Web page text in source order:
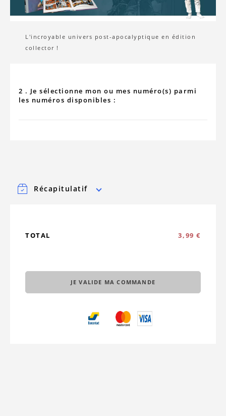
L'incroyable univers post-apocalyptique en édition
collector !
2 . Je sélectionne mon ou mes numéro(s) parmi
les numéros disponibles :
Récapitulatif
TOTAL 3,99 €
JE VALIDE MA COMMANDE